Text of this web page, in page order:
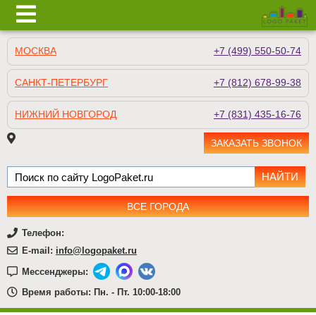
МОСКВА +7 (499) 550-50-74
САНКТ-ПЕТЕРБУРГ +7 (812) 678-99-38
НИЖНИЙ НОВГОРОД +7 (831) 435-16-76
ЗАКАЗАТЬ ЗВОНОК
ВСЕ ГОРОДА
Телефон:
E-mail: info@logopaket.ru
Мессенджеры:
Время работы: Пн. - Пт. 10:00-18:00